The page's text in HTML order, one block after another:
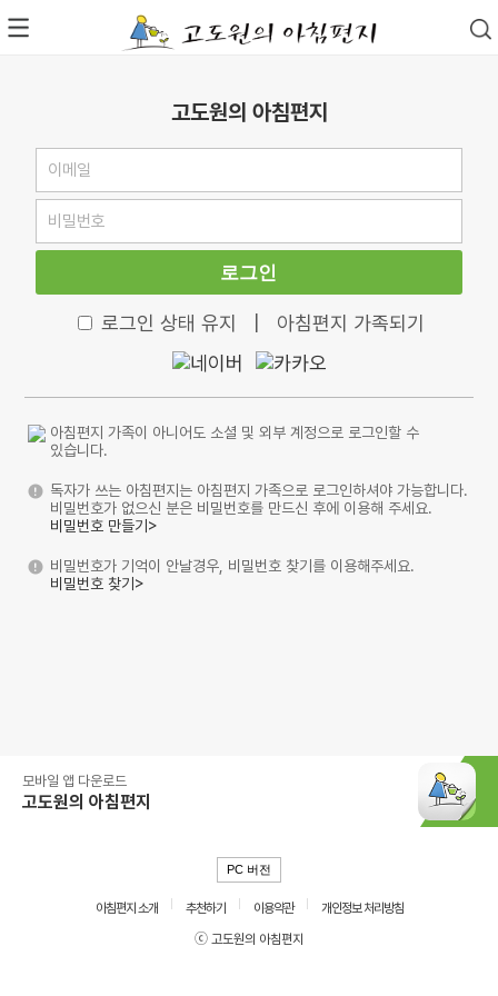
고도원의 아침편지
로그인
로그인 상태 유지 아침편지 가족되기
아침편지 가족이 아니어도 소셜 및 외부 계정으로 로그인할 수
있습니다.
독자가 쓰는 아침편지는 아침편지 가족으로 로그인하셔야 가능합니다.
비밀번호가 없으신 분은 비밀번호를 만드신 후에 이용해 주세요.
비밀번호 만들기>
비밀번호가 기억이 안날경우, 비밀번호 찾기를 이용해주세요.
비밀번호 찾기>
모바일 앱 다운로드
고도원의 아침편지
PC 버전
아침편지 소개 추천하기 이용약관
개인정보 처리방침
ⓒ 고도원의 아침편지